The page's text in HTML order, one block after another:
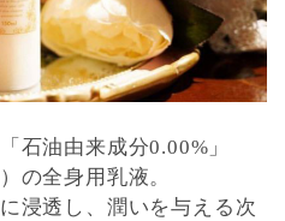
石油由来成分0.00%」
の全身用乳液。
浸透し、潤いを与える次